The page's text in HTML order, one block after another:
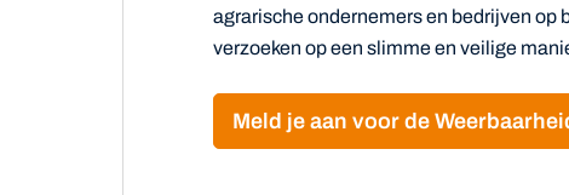
agrarische ondernemers en bedrijven op
verzoeken op een slimme en veilige
Meld je aan voor de